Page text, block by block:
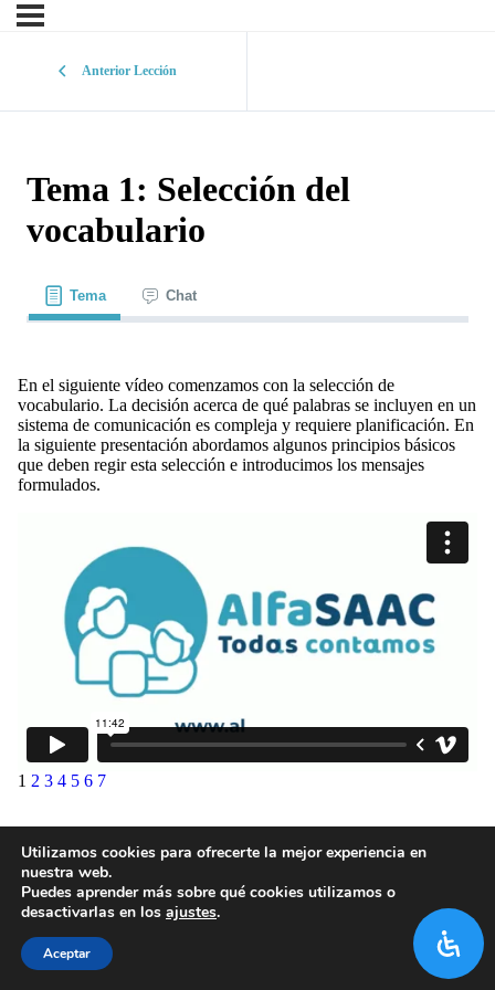
Anterior Lección
Tema 1: Selección del
vocabulario
Tema Chat
En el siguiente vídeo comenzamos con la selección de
vocabulario. La decisión acerca de qué palabras se incluyen en un
sistema de comunicación es compleja y requiere planificación. En
la siguiente presentación abordamos algunos principios básicos
que deben regir esta selección e introducimos los mensajes
formulados.
1 2 3 4 5 6 7
Utilizamos cookies para ofrecerte la mejor experiencia en
nuestra web.
Puedes aprender más sobre qué cookies utilizamos o
desactivarlas en los ajustes.
Aceptar